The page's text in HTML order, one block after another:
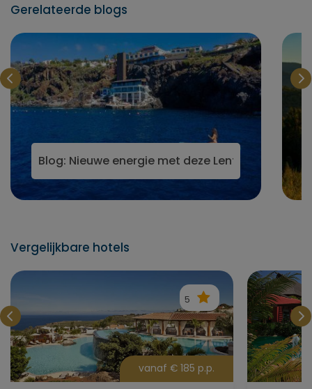
Gerelateerde blogs
Blog: Nieuwe energie met deze Lente
Vergelijkbare hotels
5
vanaf € 185 p.p.